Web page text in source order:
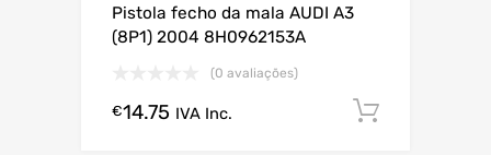
Pistola fecho da mala AUDI A3
(8P1) 2004 8H0962153A
(0 avaliações)
€14.75 IVA Inc.